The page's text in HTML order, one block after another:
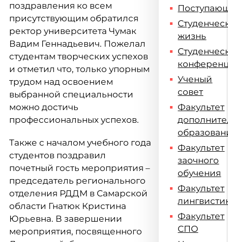
поздравления ко всем
присутствующим обратился
ректор университета Чумак
Вадим Геннадьевич. Пожелал
студентам творческих успехов
и отметил что, только упорным
трудом над освоением
выбранной специальности
можно достичь
профессиональных успехов.
Также с началом учебного года
студентов поздравил
почетный гость мероприятия –
председатель регионального
отделения РДДМ в Самарской
области Гнатюк Кристина
Юрьевна. В завершении
мероприятия, посвященного
жизнь
Ученый
совет
Факультет
Факультет
заочного
обучения
Факультет
Факультет
СПО